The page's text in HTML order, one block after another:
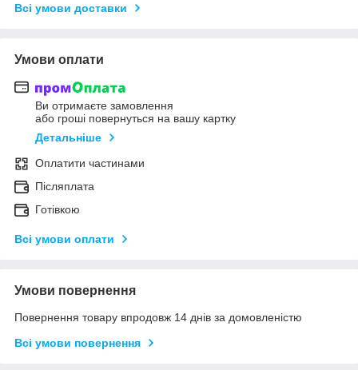
Всі умови доставки
Умови оплати
Ви отримаєте замовлення
або гроші повернуться на вашу картку
Детальніше
Оплатити частинами
Післяплата
Готівкою
Всі умови оплати
Умови повернення
Повернення товару впродовж 14 днів за домовленістю
Всі умови повернення